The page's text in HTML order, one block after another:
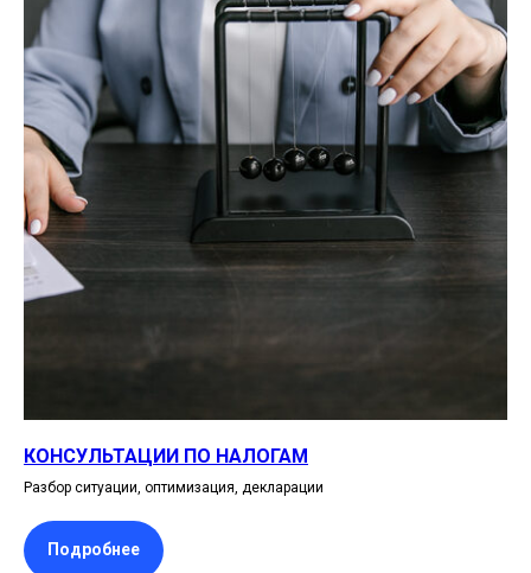
КОНСУЛЬТАЦИИ ПО НАЛОГАМ
Разбор ситуации, оптимизация, декларации
Подробнее